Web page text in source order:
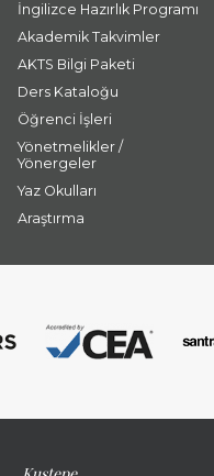
İngilizce Hazırlık Programı
Akademik Takvimler
AKTS Bilgi Paketi
Ders Kataloğu
Öğrenci İşleri
Yönetmelikler /
Yönergeler
Yaz Okulları
Araştırma